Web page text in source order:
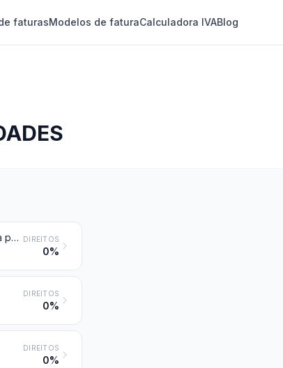
faturasModelos de faturaCalculadora IVABlog
Quadros, pinturas e desenhos, feitos inteiramente à mão, exceto os desenhos da posição 4906 e os artigos manufaturados decorados à mão; colagens, mosaicos e quadros decorativos semelhantes DIREITOS
0%
DIREITOS
0%
DIREITOS
0%